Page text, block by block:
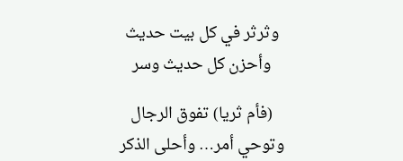
وثرثر في كل بيت حديث
وأحزن كل حديث وسر
(فأم ثريا) تفوق الرجال
وتوحي أمر… وأحلى الذكر